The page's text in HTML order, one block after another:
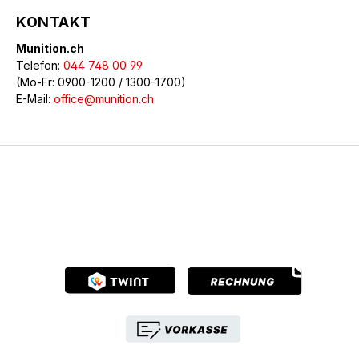
KONTAKT
Munition.ch
Telefon: 044 748 00 99
(Mo-Fr: 0900-1200 / 1300-1700)
E-Mail: office@munition.ch